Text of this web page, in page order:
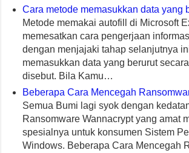
Cara metode memasukkan data yang
Metode memakai autofill di Microsoft
memesatkan cara pengerjaan
dengan menjajaki tahap selanjutnya
memasukkan data yang berurut
disebut. Bila Kamu…
Beberapa Cara Mencegah
Semua Bumi lagi syok dengan
Ransomware Wannacrypt yang amat
spesialnya untuk konsumen Sistem
Windows. Beberapa Cara Mencegah